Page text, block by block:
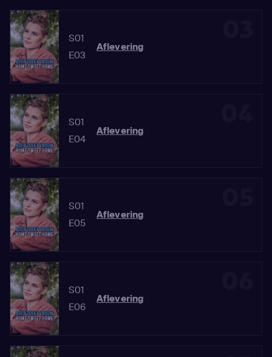
S01
E03
Aflevering
S01
E04
Aflevering
S01
E05
Aflevering
S01
E06
Aflevering